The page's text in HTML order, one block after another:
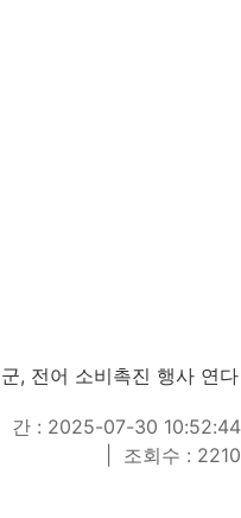
, 전어 소비촉진 행사 연다
간 : 2025-07-30 10:52:44
조회수 : 2210